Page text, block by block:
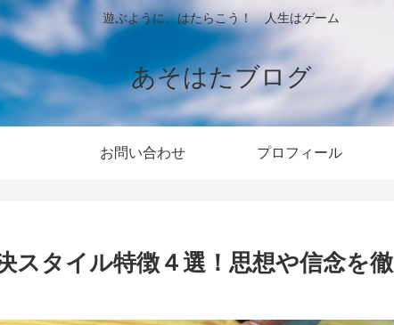
遊ぶように、はたらこう！ 人生はゲーム
あそはたブログ
お問い合わせ プロフィール
スタイル特徴４選！思想や信念を徹